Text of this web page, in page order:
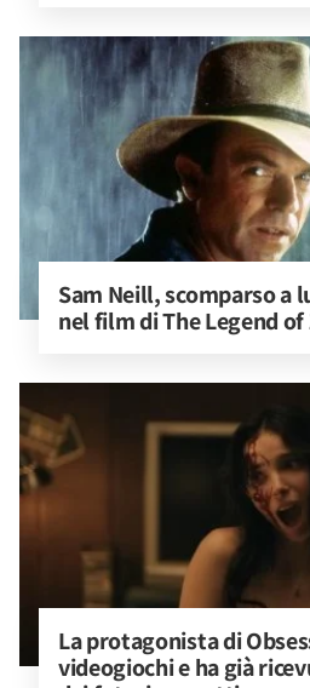
Sam Neill, scomparso a
nel film di The Legend of
La protagonista di
videogiochi e ha già